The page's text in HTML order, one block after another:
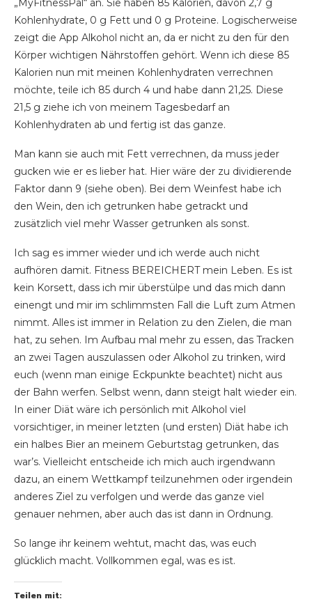
„MyFitnessPal“ an. Sie haben 85 Kalorien, davon 2,7 g
Kohlenhydrate, 0 g Fett und 0 g Proteine. Logischerweise
zeigt die App Alkohol nicht an, da er nicht zu den für den
Körper wichtigen Nährstoffen gehört. Wenn ich diese 85
Kalorien nun mit meinen Kohlenhydraten verrechnen
möchte, teile ich 85 durch 4 und habe dann 21,25. Diese
21,5 g ziehe ich von meinem Tagesbedarf an
Kohlenhydraten ab und fertig ist das ganze.
Man kann sie auch mit Fett verrechnen, da muss jeder
gucken wie er es lieber hat. Hier wäre der zu dividierende
Faktor dann 9 (siehe oben). Bei dem Weinfest habe ich
den Wein, den ich getrunken habe getrackt und
zusätzlich viel mehr Wasser getrunken als sonst.
Ich sag es immer wieder und ich werde auch nicht
aufhören damit. Fitness BEREICHERT mein Leben. Es ist
kein Korsett, dass ich mir überstülpe und das mich dann
einengt und mir im schlimmsten Fall die Luft zum Atmen
nimmt. Alles ist immer in Relation zu den Zielen, die man
hat, zu sehen. Im Aufbau mal mehr zu essen, das Tracken
an zwei Tagen auszulassen oder Alkohol zu trinken, wird
euch (wenn man einige Eckpunkte beachtet) nicht aus
der Bahn werfen. Selbst wenn, dann steigt halt wieder ein.
In einer Diät wäre ich persönlich mit Alkohol viel
vorsichtiger, in meiner letzten (und ersten) Diät habe ich
ein halbes Bier an meinem Geburtstag getrunken, das
war’s. Vielleicht entscheide ich mich auch irgendwann
dazu, an einem Wettkampf teilzunehmen oder irgendein
anderes Ziel zu verfolgen und werde das ganze viel
genauer nehmen, aber auch das ist dann in Ordnung.
So lange ihr keinem wehtut, macht das, was euch
glücklich macht. Vollkommen egal, was es ist.
Teilen mit: